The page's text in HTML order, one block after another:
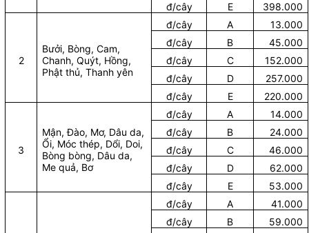
đ/cây
E 398.000
2
Bưởi, Bòng, Cam,
Chanh, Quýt, Hồng,
Phật thủ, Thanh yên
đ/cây A
13.000
đ/cây
B
45.000
đ/cây
C
152.000
đ/cây
D
257.000
đ/cây
E 220.000
3
Mận, Đào, Mơ, Dâu da,
Ổi, Móc thép, Dổi, Doi,
Bòng bòng, Dâu da,
Me quả, Bơ
đ/cây A
14.000
đ/cây
B
24.000
đ/cây
C
46.000
đ/cây
D
62.000
đ/cây
E 53.000
đ/cây A
41.000
đ/cây
B
59.000